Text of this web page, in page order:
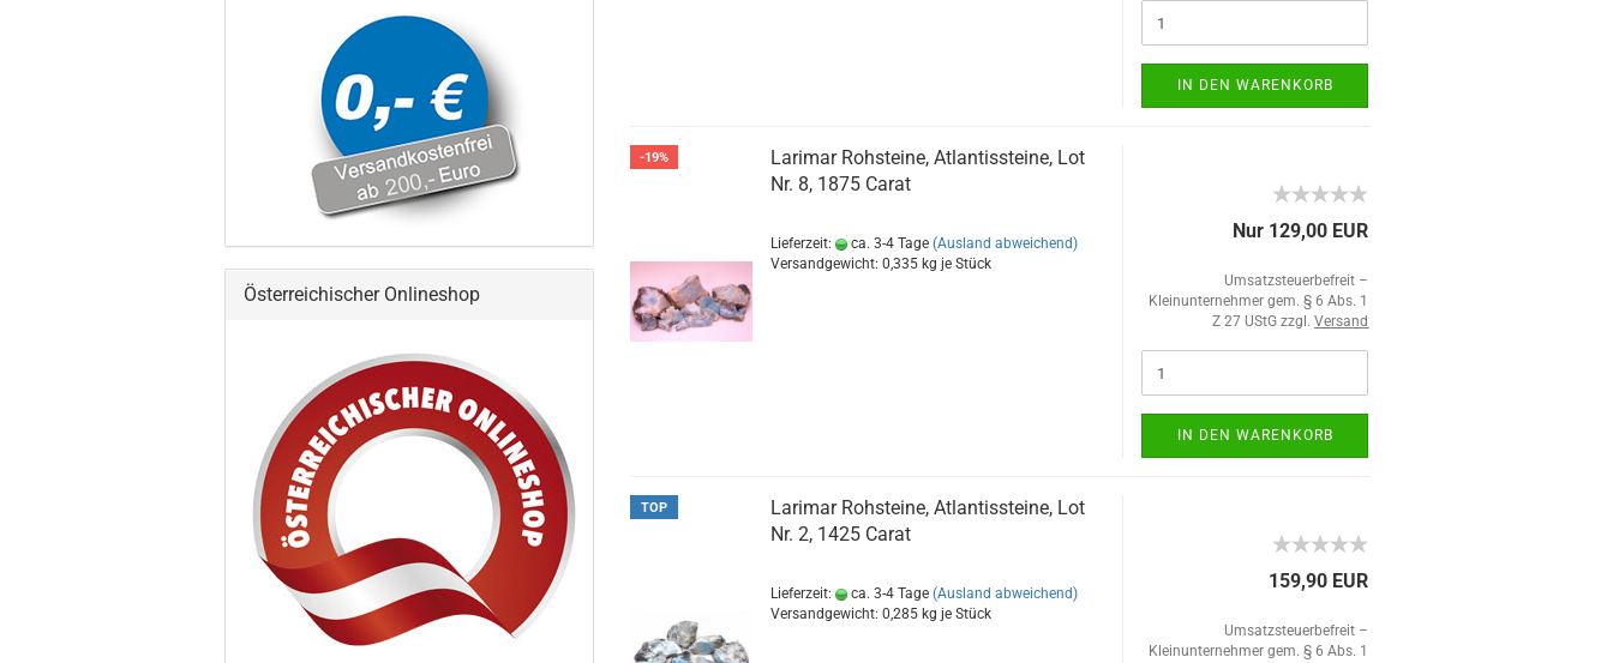
IN DEN WARENKORB
-19%
Larimar Rohsteine, Atlantissteine, Lot
Nr. 8, 1875 Carat
Lieferzeit: ca. 3-4 Tage (Ausland abweichend)
Versandgewicht:0,335 kg je Stück
Nur 129,00 EUR
Umsatzsteuerbefreit –
Kleinunternehmer gem. § 6 Abs. 1
Z 27 UStG zzgl.Versand
IN DEN WARENKORB
TOP
Larimar Rohsteine, Atlantissteine, Lot
Nr. 2, 1425 Carat
Lieferzeit: ca. 3-4 Tage (Ausland abweichend)
Versandgewicht:0,285 kg je Stück
159,90 EUR
Umsatzsteuerbefreit –
Kleinunternehmer gem. § 6 Abs. 1
Österreichischer Onlineshop